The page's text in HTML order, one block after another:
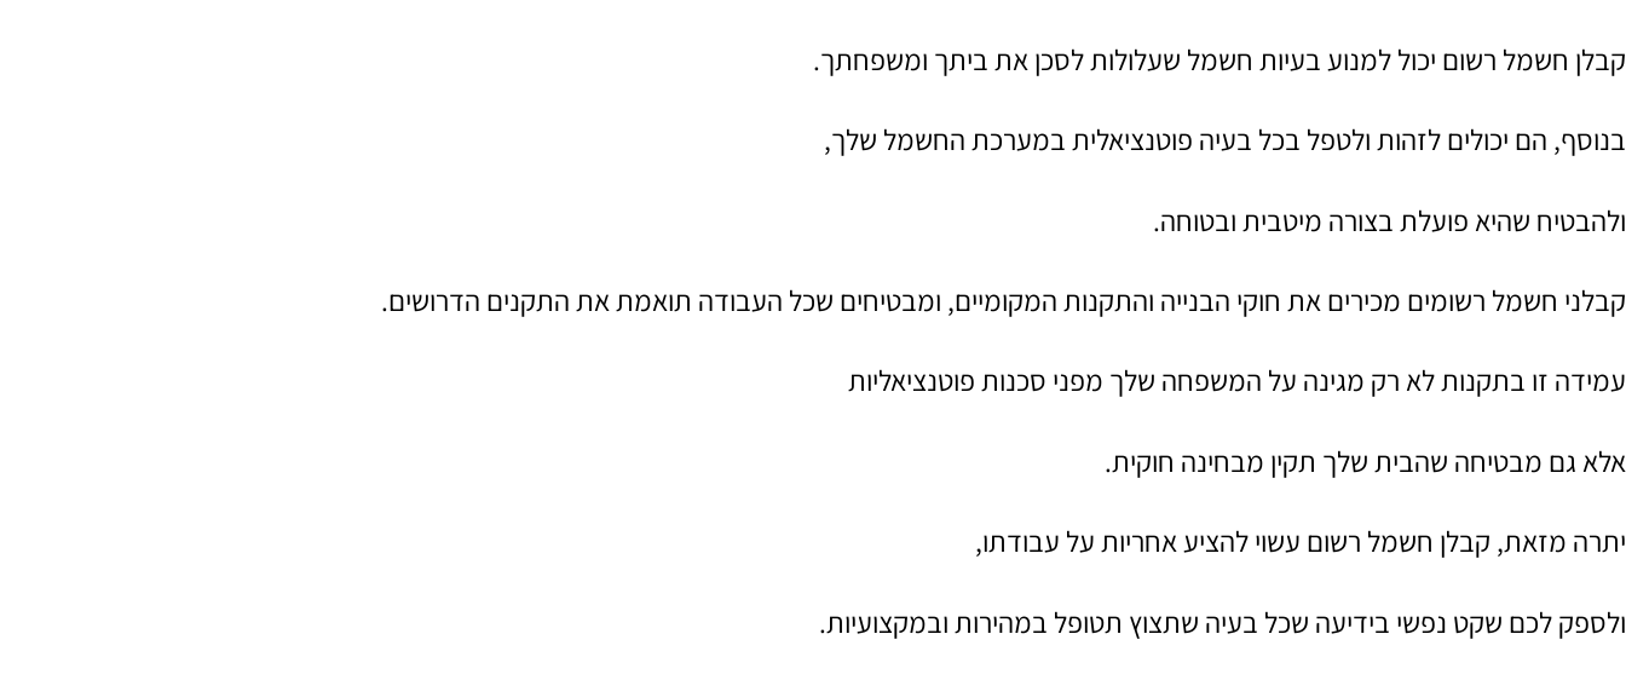
קבלן חשמל רשום יכול למנוע בעיות חשמל שעלולות לסכן את ביתך ומשפחתך.
בנוסף, הם יכולים לזהות ולטפל בכל בעיה פוטנציאלית במערכת החשמל שלך,
ולהבטיח שהיא פועלת בצורה מיטבית ובטוחה.
קבלני חשמל רשומים מכירים את חוקי הבנייה והתקנות המקומיים, ומבטיחים שכל העבודה תואמת את התקנים הדרושים.
עמידה זו בתקנות לא רק מגינה על המשפחה שלך מפני סכנות פוטנציאליות
אלא גם מבטיחה שהבית שלך תקין מבחינה חוקית.
יתרה מזאת, קבלן חשמל רשום עשוי להציע אחריות על עבודתו,
ולספק לכם שקט נפשי בידיעה שכל בעיה שתצוץ תטופל במהירות ובמקצועיות.